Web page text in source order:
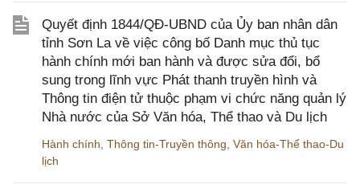
Quyết định 1844/QĐ-UBND của Ủy ban nhân dân
tỉnh Sơn La về việc công bố Danh mục thủ tục
hành chính mới ban hành và được sửa đổi, bổ
sung trong lĩnh vực Phát thanh truyền hình và
Thông tin điện tử thuộc phạm vi chức năng quản lý
Nhà nước của Sở Văn hóa, Thể thao và Du lịch
Hành chính, Thông tin-Truyền thông, Văn hóa-Thể thao-Du
lịch